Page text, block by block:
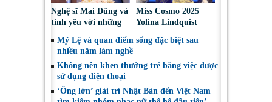
Nghệ sĩ Mai Dũng và
tình yêu với những
Miss Cosmo 2025
Yolina Lindquist
đại diện mới tranh
Mỹ Lệ và quan điểm sống đặc biệt sau
nhiều năm làm nghề
Không nên khen thưởng trẻ bằng việc được
sử dụng điện thoại
‘Ông lớn’ giải trí Nhật Bản đến Việt Nam